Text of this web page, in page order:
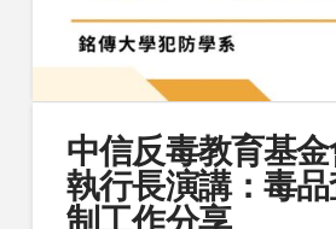
中信反毒教育基
執行長演講：毒
制工作分享